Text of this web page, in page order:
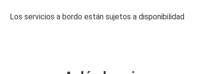
Los servicios a bordo están sujetos a disponibilidad